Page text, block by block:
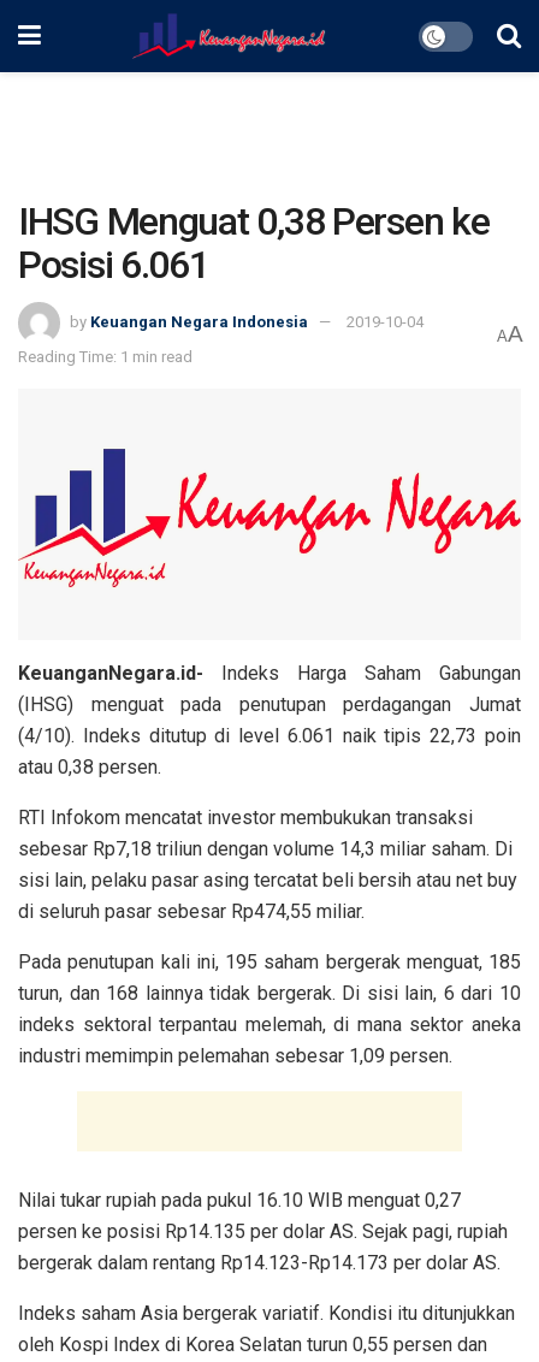
IHSG Menguat 0,38 Persen ke
Posisi 6.061
by Keuangan Negara Indonesia
2019-10-04
Reading Time: 1 min read
AA
KeuanganNegara.id- Indeks Harga Saham Gabungan
(IHSG) menguat pada penutupan perdagangan Jumat
(4/10). Indeks ditutup di level 6.061 naik tipis 22,73 poin
atau 0,38 persen.
RTI Infokom mencatat investor membukukan transaksi
sebesar Rp7,18 triliun dengan volume 14,3 miliar saham. Di
sisi lain, pelaku pasar asing tercatat beli bersih atau net buy
di seluruh pasar sebesar Rp474,55 miliar.
Pada penutupan kali ini, 195 saham bergerak menguat, 185
turun, dan 168 lainnya tidak bergerak. Di sisi lain, 6 dari 10
indeks sektoral terpantau melemah, di mana sektor aneka
industri memimpin pelemahan sebesar 1,09 persen.
Nilai tukar rupiah pada pukul 16.10 WIB menguat 0,27
persen ke posisi Rp14.135 per dolar AS. Sejak pagi, rupiah
bergerak dalam rentang Rp14.123-Rp14.173 per dolar AS.
Indeks saham Asia bergerak variatif. Kondisi itu ditunjukkan
oleh Kospi Index di Korea Selatan turun 0,55 persen dan